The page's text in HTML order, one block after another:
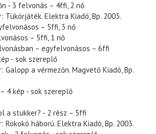
- 3 felvonás – 4ffi, 2 nő
Tükörjáték. Elektra Kiadó, Bp. 2003.
– 5ffi, 3 nő
– 5ffi, 1 nő
– egyfelvonásos – 6ffi
- sok szereplő
Galopp a vérmezőn. Magvető Kiadó, Bp.
4 kép - sok szereplő
a stukker? - 2 rész – 5ffi
Rokokó háború. Elektra Kiadó, Bp. 2003.